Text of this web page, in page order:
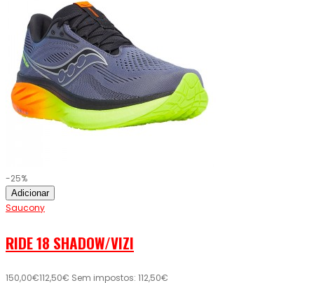
-25%
Adicionar
Saucony
RIDE 18 SHADOW/VIZI
150,00€112,50€ Sem impostos: 112,50€